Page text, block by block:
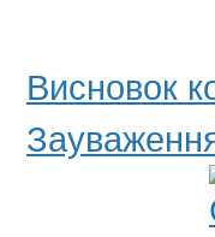
Висновок